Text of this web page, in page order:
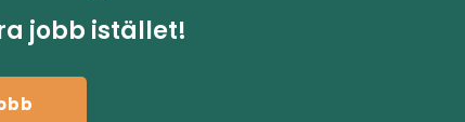
jobb istället!